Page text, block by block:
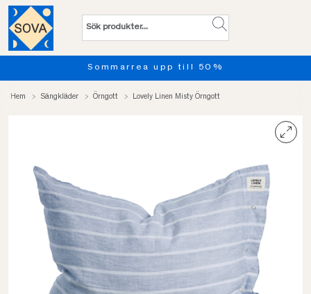
Sommarrea upp till 50%
Hem Sängkläder Örngott Lovely Linen Misty Örngott